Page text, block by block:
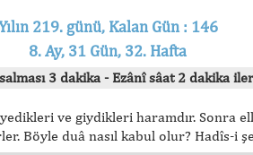
219. günü, Kalan Gün : 146
8. Ay, 31 Gün, 32. Hafta
3 dakika - Ezânî sâat 2 dakika
ve giydikleri haramdır. Sonra
Böyle duâ nasıl kabul olur? Hadîs-i